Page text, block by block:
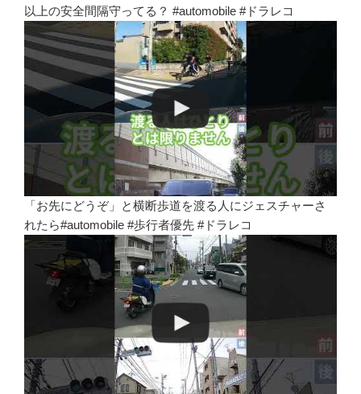
以上の安全間隔守ってる？ #automobile #ドラレコ
「お先にどうぞ」と横断歩道を渡る人にジェスチャーさ
れたら#automobile #歩行者優先 #ドラレコ